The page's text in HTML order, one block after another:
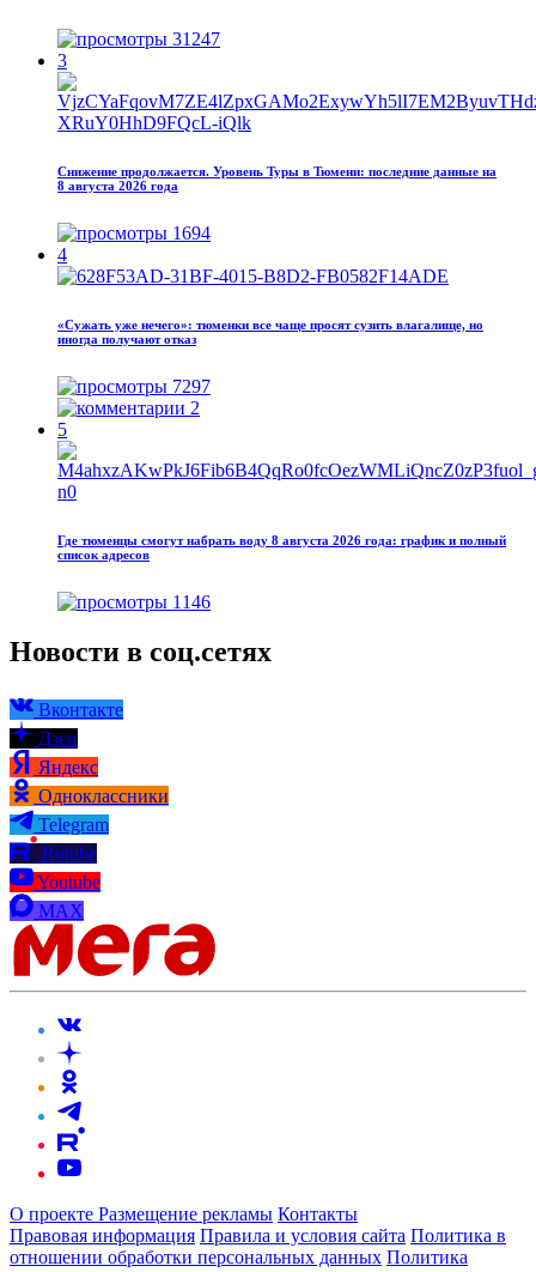
31247
3
Снижение продолжается. Уровень Туры в Тюмени: последние данные на
8 августа 2026 года
1694
4
«Сужать уже нечего»: тюменки все чаще просят сузить влагалище, но
иногда получают отказ
7297
2
5
Где тюменцы смогут набрать воду 8 августа 2026 года: график и полный
список адресов
1146
Новости в соц.сетях
Вконтакте
Дзен
Яндекс
Одноклассники
Telegram
Rutube
Youtube
MAX
О проекте Размещение рекламы Контакты
Правовая информация Правила и условия сайта Политика в
отношении обработки персональных данных Политика